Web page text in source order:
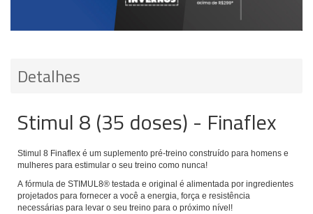
Detalhes
Stimul 8 (35 doses) - Finaflex
Stimul 8 Finaflex é um suplemento pré-treino construído para homens e
mulheres para estimular o seu treino como nunca!
A fórmula de STIMUL8® testada e original é alimentada por ingredientes
projetados para fornecer a você a energia, força e resistência
necessárias para levar o seu treino para o próximo nível!